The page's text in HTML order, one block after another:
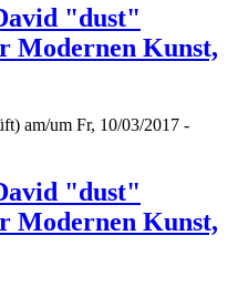
"dust"
Modernen Kunst,
am/um Fr, 10/03/2017 -
"dust"
Modernen Kunst,